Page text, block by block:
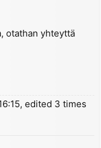
otathan yhteyttä
edited 3 times